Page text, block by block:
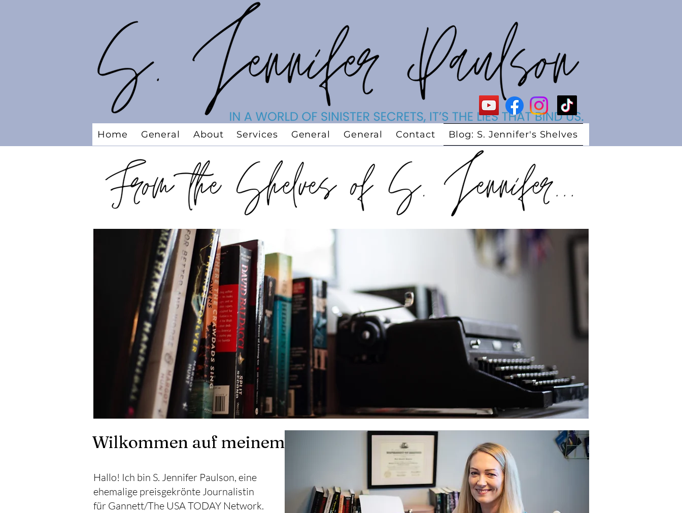
Home General About Services General General Contact Blog: S. Jennifer's Shelves
Wilkommen auf meinem Blog
Hallo! Ich bin S. Jennifer Paulson, eine
ehemalige preisgekrönte Journalistin
für Gannett/The USA TODAY Network.